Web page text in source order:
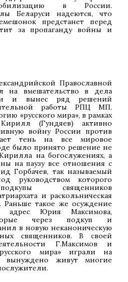
в России.
Беларуси надеются, что
предстанет перед
за пропаганду войны и
Православной
на вмешательство в дела
и вынес ряд решений
работы РПЦ МП.
«русского мира», в рамках
(Гундяев) активно
войну России против
тень на все мировое
было принято решение не
на богослужениях, а
на паузу все отношения с
Горбачев, так называемый
руководством которого
священников
и раскольническая
Раньше такое же осуждение
адрес Юрия Максимова,
через подкуп и
в новую неканоническую
священников. В своей
Г.Максимов и
мира» играли на
живут многие